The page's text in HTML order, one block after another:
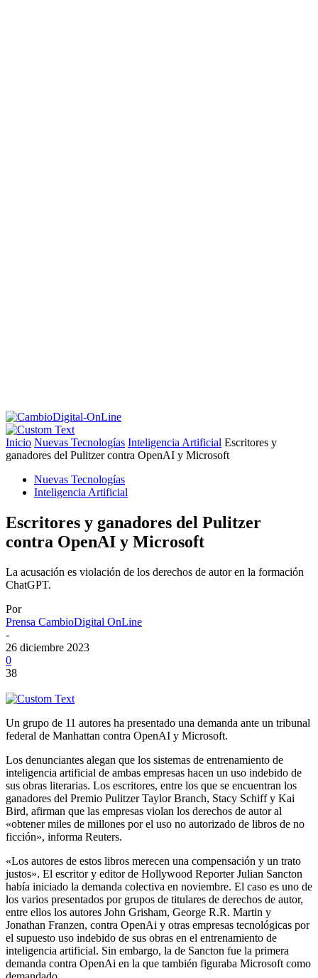
Inicio Nuevas Tecnologías Inteligencia Artificial Escritores y
ganadores del Pulitzer contra OpenAI y Microsoft
Nuevas Tecnologías
Inteligencia Artificial
Escritores y ganadores del Pulitzer
contra OpenAI y Microsoft
La acusación es violación de los derechos de autor en la formación
ChatGPT.
Por
Prensa CambioDigital OnLine
-
26 diciembre 2023
0
38
Un grupo de 11 autores ha presentado una demanda ante un tribunal
federal de Manhattan contra OpenAI y Microsoft.
Los denunciantes alegan que los sistemas de entrenamiento de
inteligencia artificial de ambas empresas hacen un uso indebido de
sus obras literarias. Los escritores, entre los que se encuentran los
ganadores del Premio Pulitzer Taylor Branch, Stacy Schiff y Kai
Bird, afirman que las empresas violan los derechos de autor al
«obtener miles de millones por el uso no autorizado de libros de no
ficción», informa Reuters.
«Los autores de estos libros merecen una compensación y un trato
justos». El escritor y editor de Hollywood Reporter Julian Sancton
había iniciado la demanda colectiva en noviembre. El caso es uno de
los varios presentados por grupos de titulares de derechos de autor,
entre ellos los autores John Grisham, George R.R. Martin y
Jonathan Franzen, contra OpenAi y otras empresas tecnológicas por
el supuesto uso indebido de sus obras en el entrenamiento de
inteligencia artificial. Sin embargo, la de Sancton fue la primera
demanda contra OpenAi en la que también figuraba Microsoft como